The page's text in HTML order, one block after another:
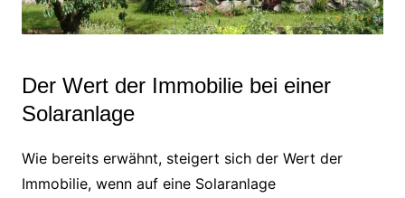
Der Wert der Immobilie bei einer
Solaranlage
Wie bereits erwähnt, steigert sich der Wert der
Immobilie, wenn auf eine Solaranlage